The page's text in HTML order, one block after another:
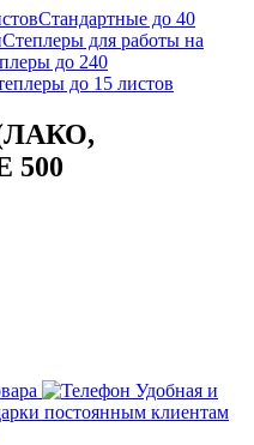
Стандартные до 40
Степлеры для работы на
до 240
до 15 листов
(ЛАКО,
500
Удобная и
постоянным клиентам